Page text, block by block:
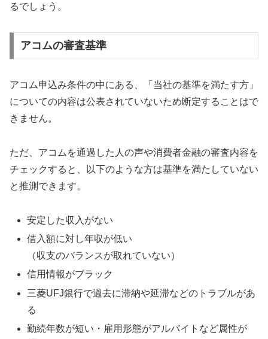
るでしょう。
アコムの審査基準
アコム申込み条件の中にある、「当社の基準を満たす方」
についての内容は公表されていないため断定することはで
きません。
ただ、アコムを通過した人の声や消費者金融の審査内容を
チェックすると、以下のような方は基準を満たしていない
と推測できます。
安定した収入がない
借入額に対し年収が低い
（収支のバランスが取れていない）
信用情報がブラック
三菱UFJ銀行で過去に滞納や延滞などのトラブルがあ
る
勤続年数が短い・雇用形態がアルバイトなど属性が